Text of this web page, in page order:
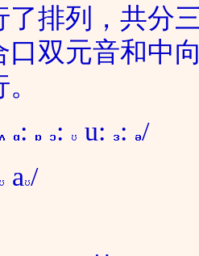
了排列，共分
口双元音和中
: : u: : /
a /